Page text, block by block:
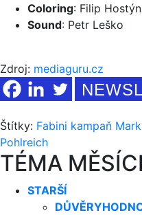
Coloring: Filip
Sound: Petr Leško
Zdroj: mediaguru.cz
Štítky: Fabini kampaň
Pohlreich
TÉMA
STARŠÍ